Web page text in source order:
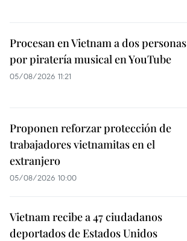
Procesan en Vietnam a dos personas
por piratería musical en YouTube
05/08/2026 11:21
Proponen reforzar protección de
trabajadores vietnamitas en el
extranjero
05/08/2026 10:00
Vietnam recibe a 47 ciudadanos
deportados de Estados Unidos